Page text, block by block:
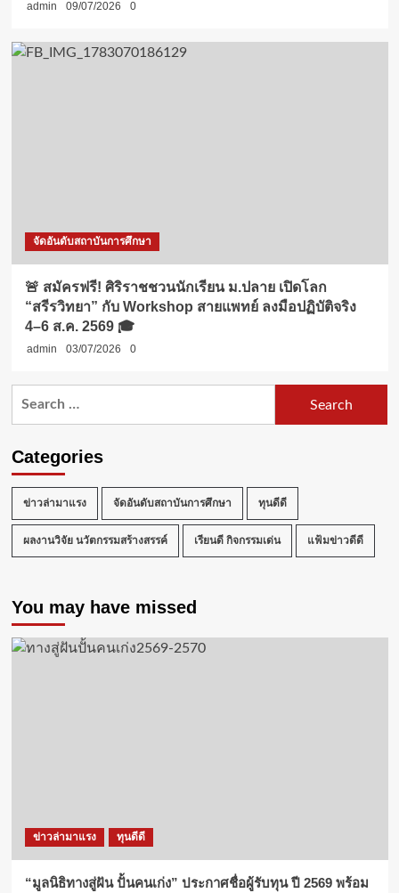
admin 09/07/2026 0
จัดอันดับสถาบันการศึกษา
🚨 สมัครฟรี! ศิริราชชวนนักเรียน ม.ปลาย เปิดโลก
“สรีรวิทยา” กับ Workshop สายแพทย์ ลงมือปฏิบัติจริง
4–6 ส.ค. 2569 🎓
admin 03/07/2026 0
Categories
ข่าวล่ามาแรง จัดอันดับสถาบันการศึกษา ทุนดีดี
ผลงานวิจัย นวัตกรรมสร้างสรรค์ เรียนดี กิจกรรมเด่น แฟ้มข่าวดีดี
You may have missed
ข่าวล่ามาแรง ทุนดีดี
“มูลนิธิทางสู่ฝัน ปั้นคนเก่ง” ประกาศชื่อผู้รับทุน ปี 2569 พร้อม